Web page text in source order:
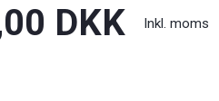
DKK Inkl. moms